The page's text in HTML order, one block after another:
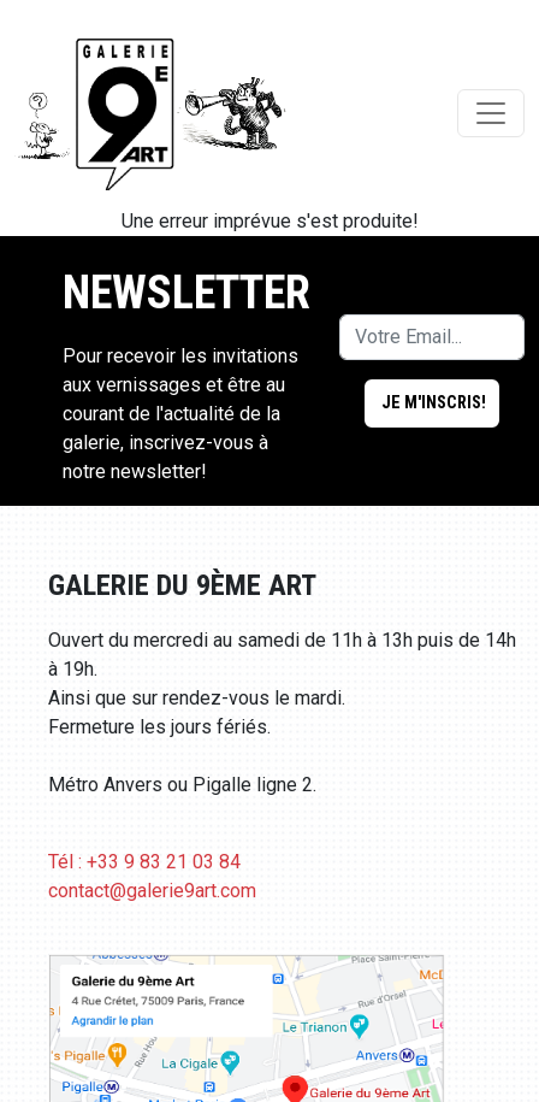
Une erreur imprévue s'est produite!
NEWSLETTER
Pour recevoir les invitations
aux vernissages et être au
courant de l'actualité de la
galerie, inscrivez-vous à
notre newsletter!
GALERIE DU 9ÈME ART
Ouvert du mercredi au samedi de 11h à 13h puis de 14h
à 19h.
Ainsi que sur rendez-vous le mardi.
Fermeture les jours fériés.
Métro Anvers ou Pigalle ligne 2.
Tél : +33 9 83 21 03 84
contact@galerie9art.com